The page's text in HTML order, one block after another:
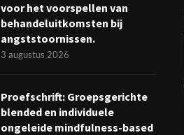
voor het voorspellen van
behandeluitkomsten bij
angststoornissen.
3 augustus 2026
Proefschrift: Groepsgerichte
blended en individuele
ongeleide mindfulness-based